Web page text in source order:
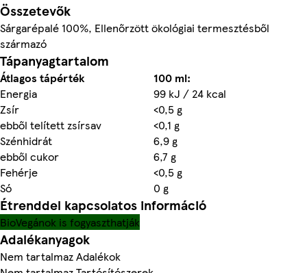
Összetevők
Sárgarépalé 100%, Ellenőrzött ökológiai termesztésből
származó
Tápanyagtartalom
Átlagos tápérték
100 ml:
Energia
99 kJ / 24 kcal
Zsír
<0,5 g
ebből telített zsírsav
<0,1 g
Szénhidrát
6,9 g
ebből cukor
6,7 g
Fehérje
<0,5 g
Só
0 g
Étrenddel kapcsolatos információ
BioVegánok is fogyaszthatják
Adalékanyagok
Nem tartalmaz Adalékok